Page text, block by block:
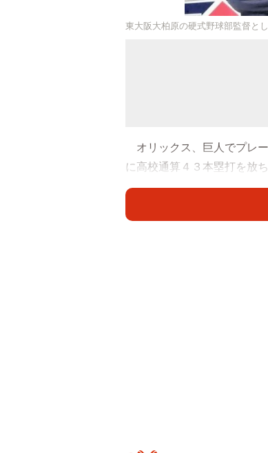
東大阪大柏原の硬式野球部監督と
オリックス、巨人でプレ
に高校通算４３本塁打を放
年１０月に東大阪大柏原の